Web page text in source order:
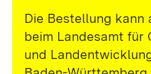
Die Bestellung kann
beim Landesamt für
und